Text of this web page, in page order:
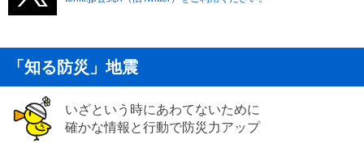
「知る防災」地震
いざという時にあわてないために
確かな情報と行動で防災力アップ